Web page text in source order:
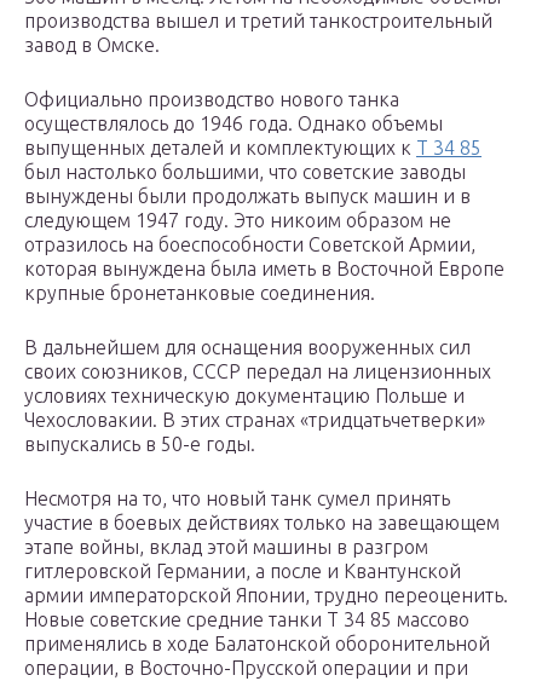
производства вышел и третий танкостроительный
завод в Омске.
Официально производство нового танка
осуществлялось до 1946 года. Однако объемы
выпущенных деталей и комплектующих к Т 34 85
был настолько большими, что советские заводы
вынуждены были продолжать выпуск машин и в
следующем 1947 году. Это никоим образом не
отразилось на боеспособности Советской Армии,
которая вынуждена была иметь в Восточной Европе
крупные бронетанковые соединения.
В дальнейшем для оснащения вооруженных сил
своих союзников, СССР передал на лицензионных
условиях техническую документацию Польше и
Чехословакии. В этих странах «тридцатьчетверки»
выпускались в 50-е годы.
Несмотря на то, что новый танк сумел принять
участие в боевых действиях только на завещающем
этапе войны, вклад этой машины в разгром
гитлеровской Германии, а после и Квантунской
армии императорской Японии, трудно переоценить.
Новые советские средние танки Т 34 85 массово
применялись в ходе Балатонской оборонительной
операции, в Восточно-Прусской операции и при